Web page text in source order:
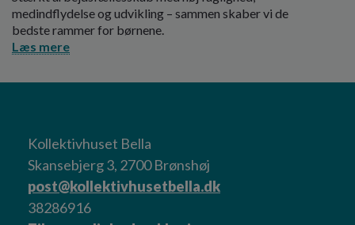
medindflydelse og udvikling – sammen skaber vi de
bedste rammer for børnene.
Læs mere
Kollektivhuset Bella
Skansebjerg 3, 2700 Brønshøj
post@kollektivhusetbella.dk
38286916